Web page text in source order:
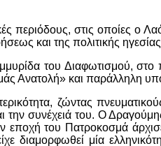
στις οποίες ο
και της πολιτικής
του Διαφωτισμού, στο
Ανατολή» και παράλληλη
ζώντας
την συνέχειά του. Ο
εποχή του Πατροκοσμά
μία